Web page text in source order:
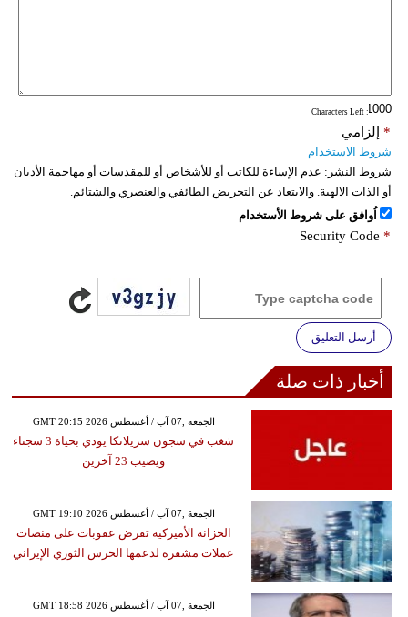
: Characters Left
إلزامي *
شروط الاستخدام
شروط النشر: عدم الإساءة للكاتب أو للأشخاص أو للمقدسات أو مهاجمة الأديان
أو الذات الالهية. والابتعاد عن التحريض الطائفي والعنصري والشتائم.
اُوافق على شروط الأستخدام
Security Code *
أرسل التعليق
أخبار ذات صلة
GMT 20:15 2026 الجمعة ,07 آب / أغسطس
شغب في سجون سريلانكا يودي بحياة 3 سجناء
ويصيب 23 آخرين
GMT 19:10 2026 الجمعة ,07 آب / أغسطس
الخزانة الأميركية تفرض عقوبات على منصات
عملات مشفرة لدعمها الحرس الثوري الإيراني
GMT 18:58 2026 الجمعة ,07 آب / أغسطس